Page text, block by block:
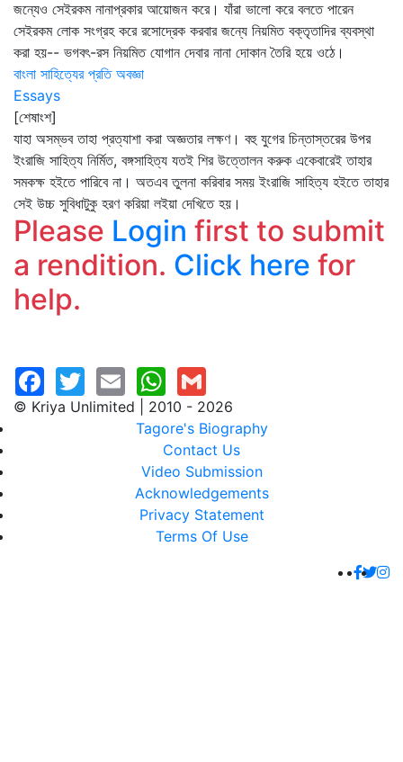
জন্যেও সেইরকম নানাপ্রকার আয়োজন করে। যাঁরা ভালো করে বলতে পারেন
সেইরকম লোক সংগ্রহ করে রসোদ্রেক করবার জন্যে নিয়মিত বক্তৃতাদির ব্যবস্থা
করা হয়-- ভগবৎ-রস নিয়মিত যোগান দেবার নানা দোকান তৈরি হয়ে ওঠে।
বাংলা সাহিত্যের প্রতি অবজ্ঞা
Essays
[শেষাংশ]
যাহা অসম্ভব তাহা প্রত্যাশা করা অজ্ঞতার লক্ষণ। বহু যুগের চিন্তাস্তরের উপর
ইংরাজি সাহিত্য নির্মিত, বঙ্গসাহিত্য যতই শির উত্তোলন করুক একেবারেই তাহার
সমকক্ষ হইতে পারিবে না। অতএব তুলনা করিবার সময় ইংরাজি সাহিত্য হইতে তাহার
সেই উচ্চ সুবিধাটুকু হরণ করিয়া লইয়া দেখিতে হয়।
Please Login first to submit
a rendition. Click here for
help.
© Kriya Unlimited | 2010 - 2026
Tagore's Biography
Contact Us
Video Submission
Acknowledgements
Privacy Statement
Terms Of Use